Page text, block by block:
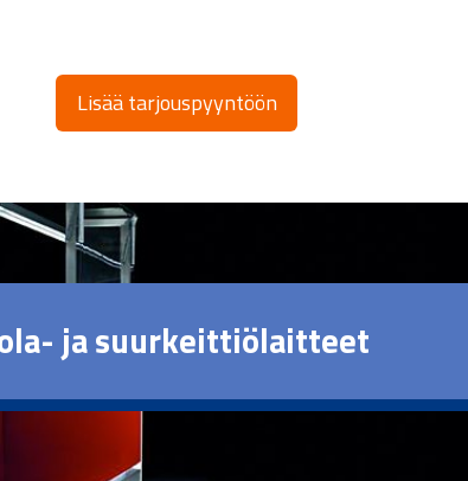
Lisää tarjouspyyntöön
ja suurkeittiölaitteet